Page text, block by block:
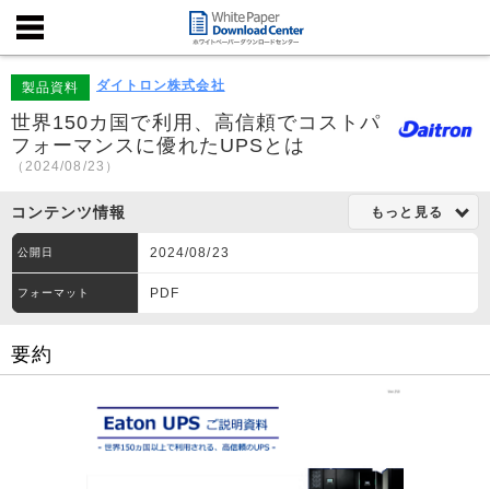
製品資料 ダイトロン株式会社
世界150カ国で利用、高信頼でコストパ
フォーマンスに優れたUPSとは
（2024/08/23）
コンテンツ情報 もっと見る
公開日 2024/08/23
フォーマット PDF
要約